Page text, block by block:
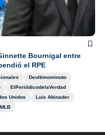
Bournigal entre
el RPE
Deultimominuto
ElPeriódicodelaVerdad
Unidos
Luis Abinader
MLB